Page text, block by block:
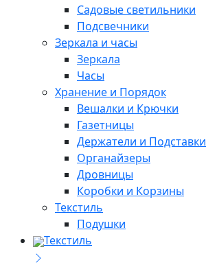
Садовые светильники
Подсвечники
Зеркала и часы
Зеркала
Часы
Хранение и Порядок
Вешалки и Крючки
Газетницы
Держатели и Подставки
Органайзеры
Дровницы
Коробки и Корзины
Текстиль
Подушки
Текстиль